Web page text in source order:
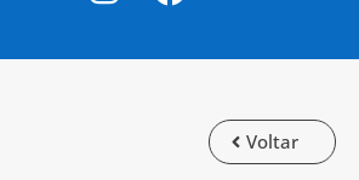
Voltar